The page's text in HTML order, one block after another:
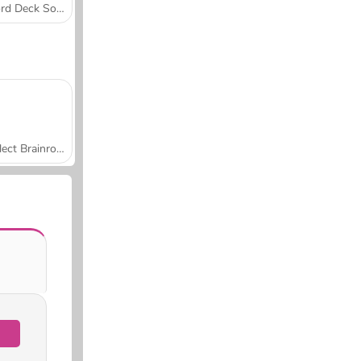
Word Deck Solitaire
Collect Brainrot Arena